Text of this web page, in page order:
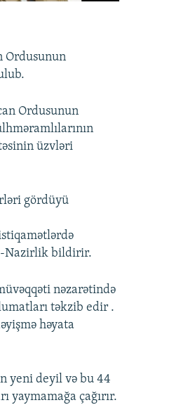
Ordusunun
Ordusunun
üzvləri
gördüyü
Nazirlik bildirir.
nəzarətində
təkzib edir .
həyata
yeni deyil və bu 44
yaymamağa çağırır.